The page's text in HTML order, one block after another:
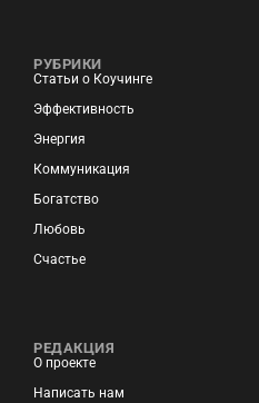
РУБРИКИ
Статьи о Коучинге
Эффективность
Энергия
Коммуникация
Богатство
Любовь
Счастье
РЕДАКЦИЯ
О проекте
Написать нам